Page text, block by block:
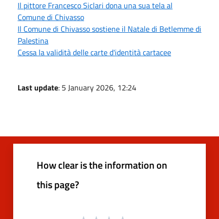
Il pittore Francesco Siclari dona una sua tela al
Comune di Chivasso
Il Comune di Chivasso sostiene il Natale di Betlemme di
Palestina
Cessa la validità delle carte d'identità cartacee
Last update: 5 January 2026, 12:24
How clear is the information on
this page?